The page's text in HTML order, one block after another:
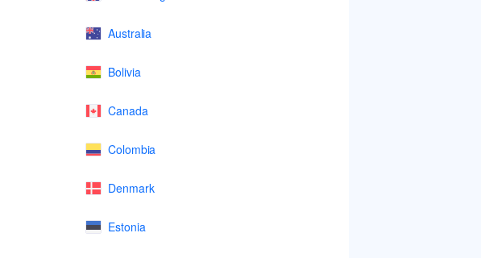
Australia
Bolivia
Canada
Colombia
Denmark
Estonia